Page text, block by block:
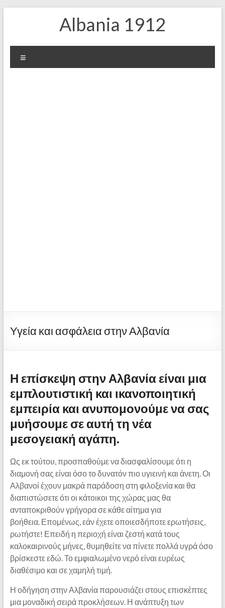
Albania 1912
Υγεία και ασφάλεια στην Αλβανία
Η επίσκεψη στην Αλβανία είναι μια
εμπλουτιστική και ικανοποιητική
εμπειρία και ανυπομονούμε να σας
μυήσουμε σε αυτή τη νέα
μεσογειακή αγάπη.
Ως εκ τούτου, προσπαθούμε να διασφαλίσουμε ότι η
διαμονή σας είναι όσο το δυνατόν πιο υγιεινή και άνετη. Οι
Αλβανοί έχουν μακρά παράδοση στη φιλοξενία και θα
διαπιστώσετε ότι οι κάτοικοι της χώρας μας θα
ανταποκριθούν γρήγορα σε κάθε αίτημα για
βοήθεια. Επομένως, εάν έχετε οποιεσδήποτε ερωτήσεις,
ρωτήστε! Επειδή η περιοχή είναι ζεστή κατά τους
καλοκαιρινούς μήνες, θυμηθείτε να πίνετε πολλά υγρά όσο
βρίσκεστε εδώ. Το εμφιαλωμένο νερό είναι ευρέως
διαθέσιμο και σε χαμηλή τιμή.
Η οδήγηση στην Αλβανία παρουσιάζει στους επισκέπτες
μια μοναδική σειρά προκλήσεων. Η ανάπτυξη των